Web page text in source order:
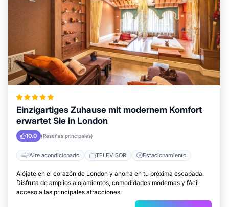
Einzigartiges Zuhause mit modernem Komfort
erwartet Sie in London
10.0 (Reseñas principales)
Aire acondicionado TELEVISOR Estacionamiento
Alójate en el corazón de London y ahorra en tu próxima escapada.
Disfruta de amplios alojamientos, comodidades modernas y fácil
acceso a las principales atracciones.